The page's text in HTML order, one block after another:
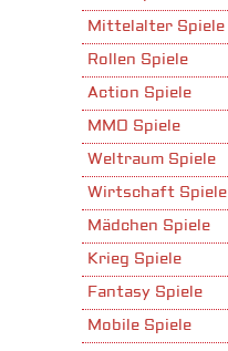
Mittelalter Spiele
Rollen Spiele
Action Spiele
MMO Spiele
Weltraum Spiele
Wirtschaft Spiele
Mädchen Spiele
Krieg Spiele
Fantasy Spiele
Mobile Spiele